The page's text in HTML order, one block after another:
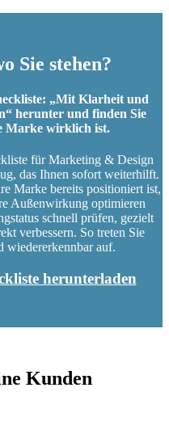
Sie stehen?
„Mit Klarheit und
herunter und finden Sie
Marke wirklich ist.
für Marketing & Design
das Ihnen sofort weiterhilft.
Marke bereits positioniert ist,
Außenwirkung optimieren
schnell prüfen, gezielt
verbessern. So treten Sie
wiedererkennbar auf.
herunterladen
Kunden